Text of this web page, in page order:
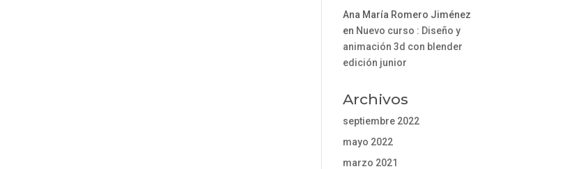
Ana María Romero Jiménez
en Nuevo curso : Diseño y
animación 3d con blender
edición junior
Archivos
septiembre 2022
mayo 2022
marzo 2021